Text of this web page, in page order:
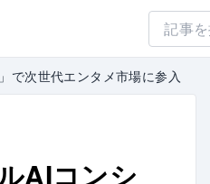
で次世代エンタメ市場に参入
AIコンシ